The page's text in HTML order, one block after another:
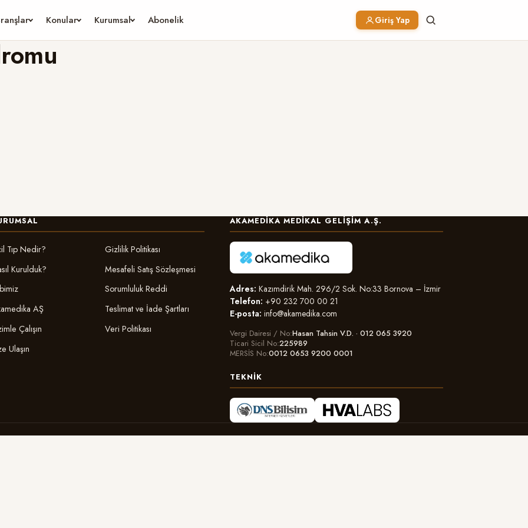
Konular Kurumsal Abonelik Giriş Yap
Tıp Nedir?
Kurulduk?
AŞ
Çalışın
Ulaşın
Gizlilik Politikası
Mesafeli Satış Sözleşmesi
Sorumluluk Reddi
Teslimat ve İade Şartları
Veri Politikası
AKAMEDIKA MEDIKAL GELIŞIM A.Ş.
Adres: Kazımdirik Mah. 296/2 Sok. No:33 Bornova – İzmir
Telefon: +90 232 700 00 21
E-posta: info@akamedika.com
Vergi Dairesi / No Hasan Tahsin V.D. · 012 065 3920
Ticari Sicil No 225989
MERSİS No 0012 0653 9200 0001
TEKNIK